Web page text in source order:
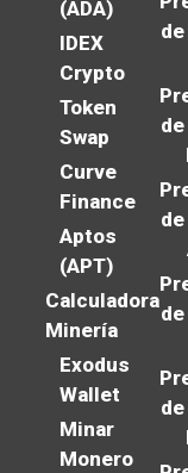
(ADA)
IDEX
Crypto
Token
Swap
Curve
Finance
Aptos
(APT)
Calculadora
Minería
Exodus
Wallet
Minar
Monero